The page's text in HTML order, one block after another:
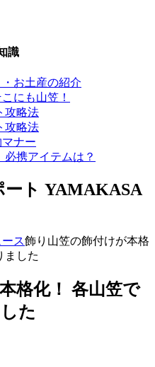
識
お土産の紹介
にも山笠！
攻略法
攻略法
ナー
携アイテムは？
ト YAMAKASA
ス飾り山笠の飾付けが本格
ました
格化！ 各山笠で
た